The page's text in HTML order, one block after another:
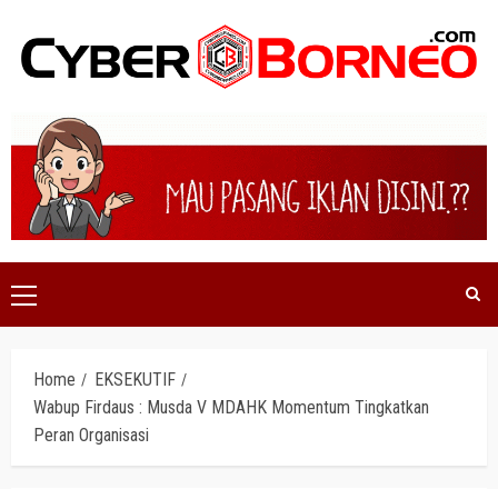
content
Primary
Menu
Home
EKSEKUTIF
Wabup Firdaus : Musda V MDAHK Momentum Tingkatkan
Peran Organisasi